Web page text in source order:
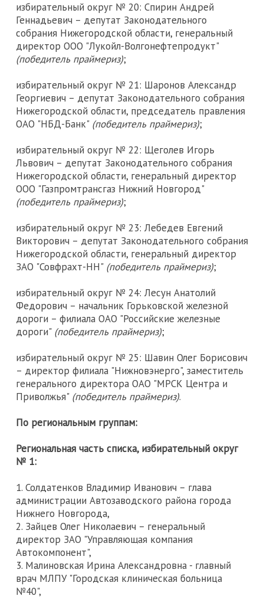
избирательный округ № 20: Спирин Андрей
Геннадьевич – депутат Законодательного
собрания Нижегородской области, генеральный
директор ООО "Лукойл-Волгонефтепродукт"
(победитель праймериз);
избирательный округ № 21: Шаронов Александр
Георгиевич – депутат Законодательного собрания
Нижегородской области, председатель правления
ОАО "НБД-Банк" (победитель праймериз);
избирательный округ № 22: Щеголев Игорь
Львович – депутат Законодательного собрания
Нижегородской области, генеральный директор
ООО "Газпромтрансгаз Нижний Новгород"
(победитель праймериз);
избирательный округ № 23: Лебедев Евгений
Викторович – депутат Законодательного собрания
Нижегородской области, генеральный директор
ЗАО "Совфрахт-НН" (победитель праймериз);
избирательный округ № 24: Лесун Анатолий
Федорович – начальник Горьковской железной
дороги – филиала ОАО "Российские железные
дороги" (победитель праймериз);
избирательный округ № 25: Шавин Олег Борисович
– директор филиала "Нижновэнерго", заместитель
генерального директора ОАО "МРСК Центра и
Приволжья" (победитель праймериз).
По региональным группам:
Региональная часть списка, избирательный округ
№ 1:
1. Солдатенков Владимир Иванович – глава
администрации Автозаводского района города
Нижнего Новгорода,
2. Зайцев Олег Николаевич – генеральный
директор ЗАО "Управляющая компания
Автокомпонент",
3. Малиновская Ирина Александровна - главный
врач МЛПУ "Городская клиническая больница
№40",